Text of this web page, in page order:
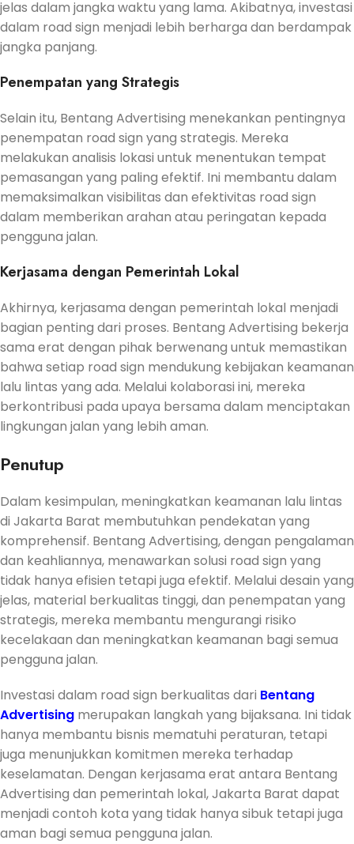
jelas dalam jangka waktu yang lama. Akibatnya, investasi
dalam road sign menjadi lebih berharga dan berdampak
jangka panjang.
Penempatan yang Strategis
Selain itu, Bentang Advertising menekankan pentingnya
penempatan road sign yang strategis. Mereka
melakukan analisis lokasi untuk menentukan tempat
pemasangan yang paling efektif. Ini membantu dalam
memaksimalkan visibilitas dan efektivitas road sign
dalam memberikan arahan atau peringatan kepada
pengguna jalan.
Kerjasama dengan Pemerintah Lokal
Akhirnya, kerjasama dengan pemerintah lokal menjadi
bagian penting dari proses. Bentang Advertising bekerja
sama erat dengan pihak berwenang untuk memastikan
bahwa setiap road sign mendukung kebijakan keamanan
lalu lintas yang ada. Melalui kolaborasi ini, mereka
berkontribusi pada upaya bersama dalam menciptakan
lingkungan jalan yang lebih aman.
Penutup
Dalam kesimpulan, meningkatkan keamanan lalu lintas
di Jakarta Barat membutuhkan pendekatan yang
komprehensif. Bentang Advertising, dengan pengalaman
dan keahliannya, menawarkan solusi road sign yang
tidak hanya efisien tetapi juga efektif. Melalui desain yang
jelas, material berkualitas tinggi, dan penempatan yang
strategis, mereka membantu mengurangi risiko
kecelakaan dan meningkatkan keamanan bagi semua
pengguna jalan.
Investasi dalam road sign berkualitas dari Bentang
Advertising merupakan langkah yang bijaksana. Ini tidak
hanya membantu bisnis mematuhi peraturan, tetapi
juga menunjukkan komitmen mereka terhadap
keselamatan. Dengan kerjasama erat antara Bentang
Advertising dan pemerintah lokal, Jakarta Barat dapat
menjadi contoh kota yang tidak hanya sibuk tetapi juga
aman bagi semua pengguna jalan.